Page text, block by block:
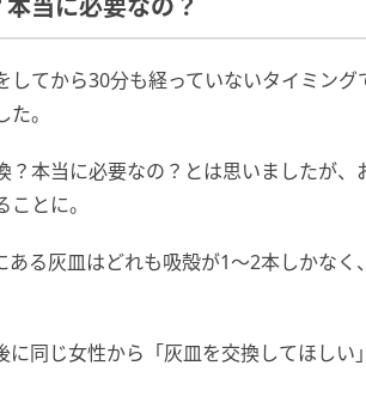
当に必要なの？
してから30分も経っていないタイミン
。
？本当に必要なの？とは思いましたが
とに。
ある灰皿はどれも吸殻が1～2本しかな
に同じ女性から「灰皿を交換してほしい